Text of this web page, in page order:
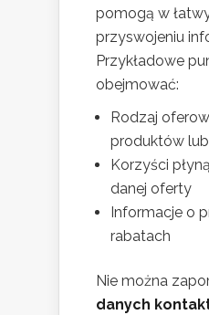
pomogą w
przyswojeniu
Przykładowe
obejmować:
Rodzaj
produktów lub
Korzyści
danej oferty
Informacje o
rabatach
Nie można
danych